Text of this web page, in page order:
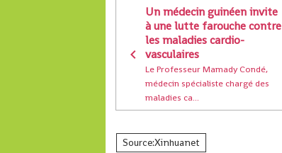
Un médecin guinéen invite
à une lutte farouche contre
les maladies cardio-
vasculaires
Le Professeur Mamady Condé,
médecin spécialiste chargé des
maladies ca...
Source:Xinhuanet